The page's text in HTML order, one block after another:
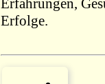
Erfahrungen,
Erfolge.